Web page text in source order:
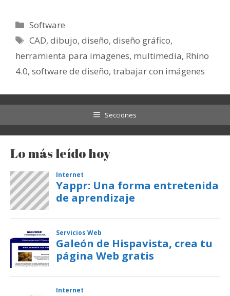
Categorías
Software
Etiquetas
CAD,dibujo,diseño,diseño gráfico,
herramienta para imagenes, multimedia, Rhino
4.0, software de diseño, trabajar con imágenes
Secciones
Lo más leído hoy